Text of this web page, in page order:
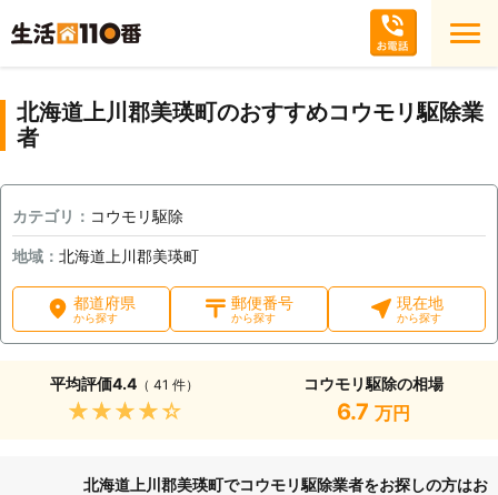
北海道上川郡美瑛町のおすすめコウモリ駆除業
者
カテゴリ： コウモリ駆除
地域： 北海道上川郡美瑛町
都道府県
から探す
郵便番号
から探す
現在地
から探す
平均評価4.4 （ 41 件）
★★★★★
コウモリ駆除の相場
6.7 万円
北海道上川郡美瑛町でコウモリ駆除業者をお探しの方はお